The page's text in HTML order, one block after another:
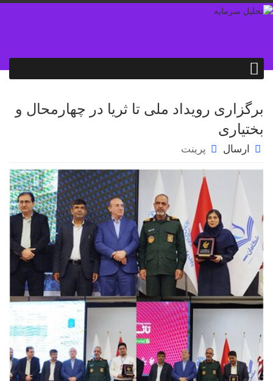
برگزاری رویداد ملی تا ثریا در چهارمحال و
بختیاری
ارسال پرینت